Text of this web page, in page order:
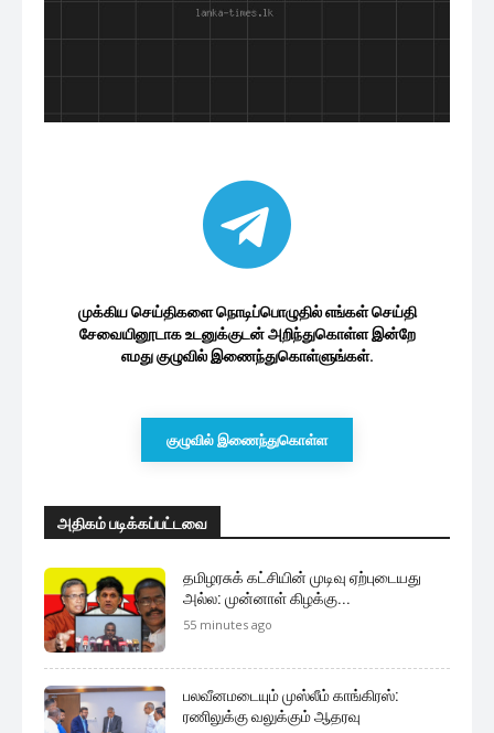
முக்கிய செய்திகளை நொடிப்பொழுதில் எங்கள் செய்தி
சேவையினூடாக உடனுக்குடன் அறிந்துகொள்ள இன்றே
எமது குழுவில் இணைந்துகொள்ளுங்கள்.
குழுவில் இணைந்துகொள்ள
அதிகம் படிக்கப்பட்டவை
தமிழரசுக் கட்சியின் முடிவு ஏற்புடையது
அல்ல: முன்னாள் கிழக்கு...
55 minutes ago
பலவீனமடையும் முஸ்லீம் காங்கிரஸ்:
ரணிலுக்கு வலுக்கும் ஆதரவு